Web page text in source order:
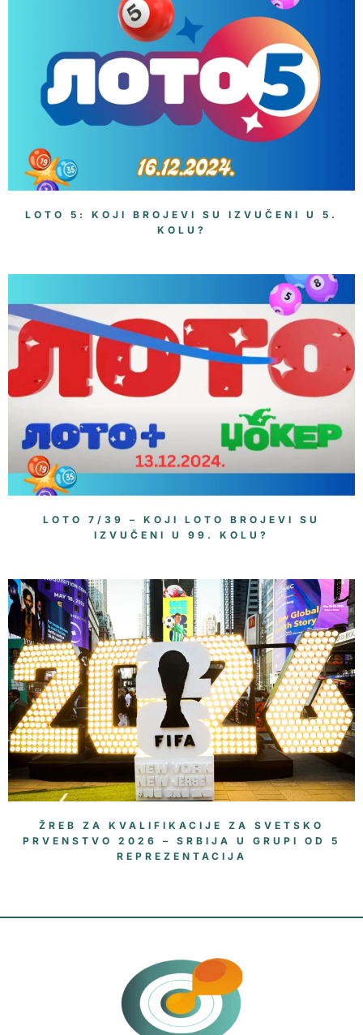
LOTO 5: KOJI BROJEVI SU IZVUČENI U 5.
KOLU?
LOTO 7/39 – KOJI LOTO BROJEVI SU
IZVUČENI U 99. KOLU?
ŽREB ZA KVALIFIKACIJE ZA SVETSKO
PRVENSTVO 2026 – SRBIJA U GRUPI OD 5
REPREZENTACIJA